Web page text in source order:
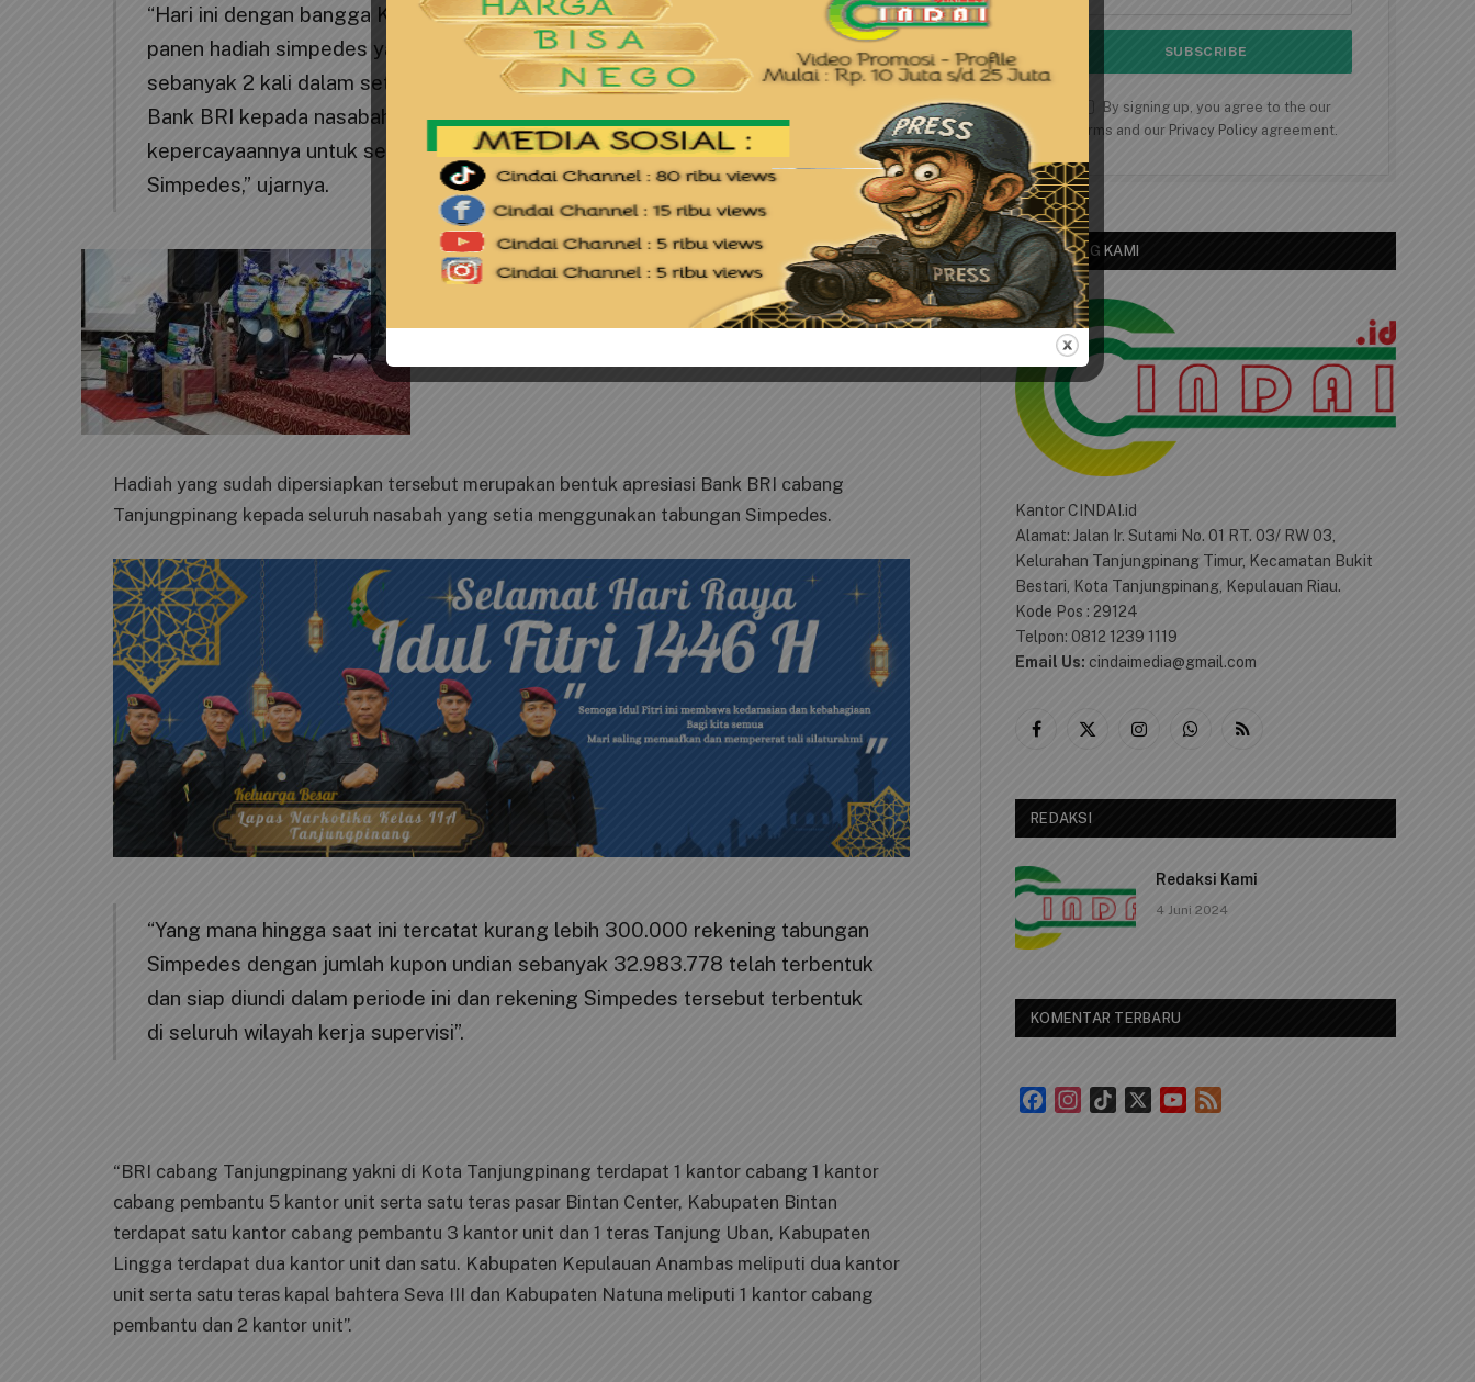
“Hari ini dengan bangga Kami persembahkan kembali program pengundian
panen hadiah simpedes yang secara konsisten dilaksanakan oleh bank BRI
sebanyak 2 kali dalam setahun yang mana program ini merupakan apresiasi
Bank BRI kepada nasabah tercinta yang juga terus memberikan
kepercayaannya untuk selalu menabung di BRI khususnya dalam tabungan
Simpedes,” ujarnya.
Hadiah yang sudah dipersiapkan tersebut merupakan bentuk apresiasi Bank BRI cabang
Tanjungpinang kepada seluruh nasabah yang setia menggunakan tabungan Simpedes.
“Yang mana hingga saat ini tercatat kurang lebih 300.000 rekening tabungan
Simpedes dengan jumlah kupon undian sebanyak 32.983.778 telah terbentuk
dan siap diundi dalam periode ini dan rekening Simpedes tersebut terbentuk
di seluruh wilayah kerja supervisi”.
“BRI cabang Tanjungpinang yakni di Kota Tanjungpinang terdapat 1 kantor cabang 1 kantor
cabang pembantu 5 kantor unit serta satu teras pasar Bintan Center, Kabupaten Bintan
terdapat satu kantor cabang pembantu 3 kantor unit dan 1 teras Tanjung Uban, Kabupaten
Lingga terdapat dua kantor unit dan satu. Kabupaten Kepulauan Anambas meliputi dua kantor
unit serta satu teras kapal bahtera Seva III dan Kabupaten Natuna meliputi 1 kantor cabang
pembantu dan 2 kantor unit”.
By signing up, you agree to the our
terms and our Privacy Policy agreement.
TENTANG KAMI
Kantor CINDAI.id
Alamat: Jalan Ir. Sutami No. 01 RT. 03/ RW 03,
Kelurahan Tanjungpinang Timur, Kecamatan Bukit
Bestari, Kota Tanjungpinang, Kepulauan Riau.
Kode Pos : 29124
Telpon: 0812 1239 1119
Email Us: cindaimedia@gmail.com
Facebook
X
InstagramWhatsApp
RSS
REDAKSI
Redaksi Kami
4 Juni 2024
KOMENTAR TERBARU
FacebookInstagram
TikTok
YouTube